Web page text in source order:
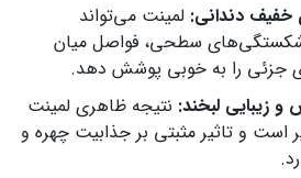
خفیف دندانی: لمینت می‌تواند
سطحی، فواصل میان
جزئی را به خوبی پوشش دهد.
و زیبایی لبخند: نتیجه ظاهری لمینت
است و تاثیر مثبتی بر جذابیت چهره و